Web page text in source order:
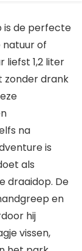
is de perfecte
natuur of
liefst 1,2 liter
zonder drank
na
is
als
draaidop. De
en
hij
vissen,